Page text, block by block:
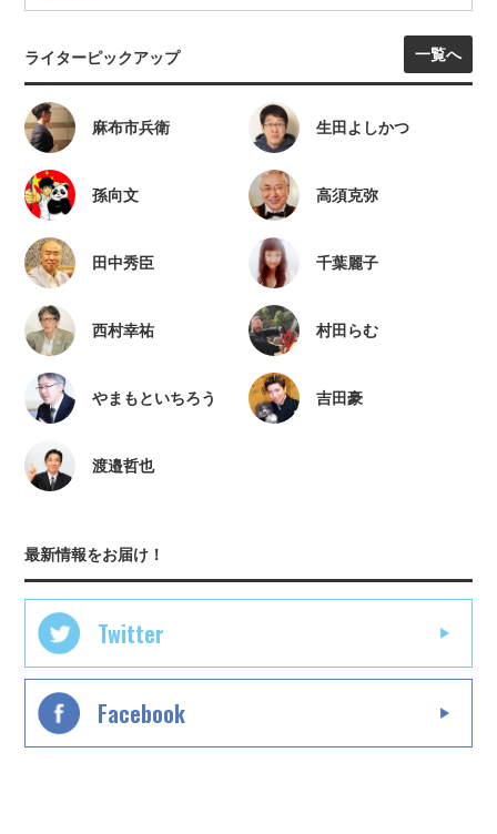
ライターピックアップ 一覧へ
麻布市兵衛 生田よしかつ
孫向文 高須克弥
田中秀臣 千葉麗子
西村幸祐 村田らむ
やまもといちろう 吉田豪
渡邉哲也
最新情報をお届け！
Twitter
Facebook